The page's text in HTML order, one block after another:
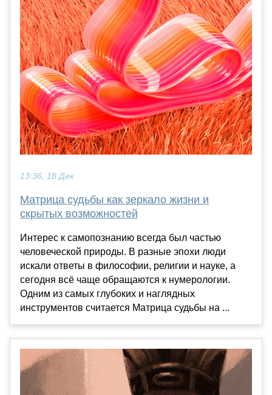
13:36, 18 Дек
Матрица судьбы как зеркало жизни и
скрытых возможностей
Интерес к самопознанию всегда был частью
человеческой природы. В разные эпохи люди
искали ответы в философии, религии и науке, а
сегодня всё чаще обращаются к нумерологии.
Одним из самых глубоких и наглядных
инструментов считается Матрица судьбы на ...